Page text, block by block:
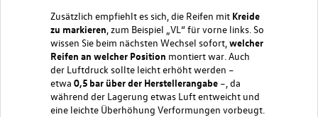
Zusätzlich empfiehlt es sich, die Reifen mit Kreide
zu markieren , zum Beispiel „VL“ für vorne links. So
wissen Sie beim nächsten Wechsel sofort, welcher
Reifen an welcher Position montiert war. Auch
der Luftdruck sollte leicht erhöht werden –
etwa 0,5 bar über der Herstellerangabe –, da
während der Lagerung etwas Luft entweicht und
eine leichte Überhöhung Verformungen vorbeugt.